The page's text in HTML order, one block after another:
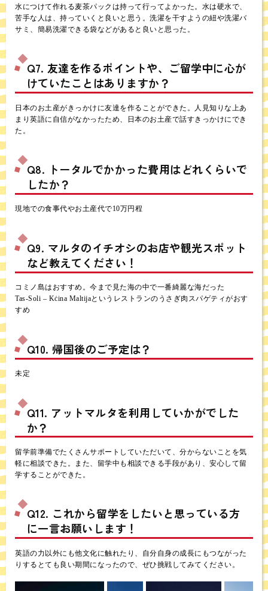
水につけて作れる麦茶パックは持って行ってよかった。水は硬水で、
苦手な人は、持っていくと良いと思う。洗濯を干すようの紐や洗濯バ
サミ、簡易洗濯できる袋などがあると良いと思った。
Q7. 友達を作るポイントや、ご留学中に心が
けていたことはありますか？
日本のお土産がきっかけに友達を作ることができた。人見知りな上あ
まり英語に自信がなかったため、日本のお土産で話すきっかけにでき
た。
Q8. トータルでかかった費用はどれくらいで
したか？
現地での食事代やお土産代で10万円程
Q9. マルタのイチオシのお店や観光スポット
など教えてください！
コミノ島はおすすめ。今まで見た海の中で一番綺麗な海だった
Tas-Soli – Kċina Maltijaというレストランのうさぎ肉スパゲティがおす
すめ
Q10. 帰国後のご予定は？
未定
Q11. アットマルタを利用していかがでした
か？
留学前準備でたくさんサポートしていただいて、分からないことを気
軽に相談できた。また、留学中も相談できる手段があり、安心して留
学することができた。
Q12. これから留学をしたいと思っている方
に一言お願いします！
英語の力以外にも他文化に触れたり、自分自身の成長にもつながった
りするとても良い期間になったので、ぜひ挑戦してみてください。